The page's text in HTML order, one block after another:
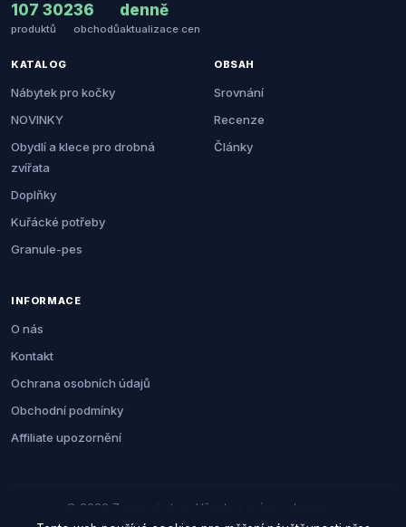
107 302
produktů
36
obchodů
denně
aktualizace cen
KATALOG
Nábytek pro kočky
NOVINKY
Obydlí a klece pro drobná
zvířata
Doplňky
Kuřácké potřeby
Granule-pes
OBSAH
Srovnání
Recenze
Články
INFORMACE
O nás
Kontakt
Ochrana osobních údajů
Obchodní podmínky
Affiliate upozornění
© 2026 Zemezvirat.cz. Všechna práva vyhrazena.